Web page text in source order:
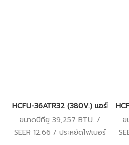
HCFU-36ATR32 (380V.) แอร์ไฮเอ
ขนาดบีทียู 39,257 BTU. /
SEER 12.66 / ประหยัดไฟเบอร์
ข